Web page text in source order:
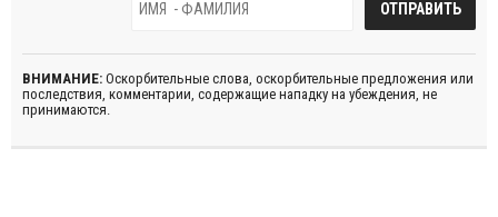
ВНИМАНИЕ: Оскорбительные слова, оскорбительные предложения или
последствия, комментарии, содержащие нападку на убеждения, не
принимаются.